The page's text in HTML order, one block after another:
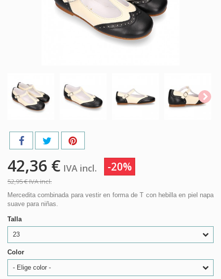
42,36 € IVA incl. -20%
52,95 €IVA incl.
Mercedita combinada para vestir en forma de T con hebilla en piel napa
suave para niñas.
Talla
23
Color
- Elige color -